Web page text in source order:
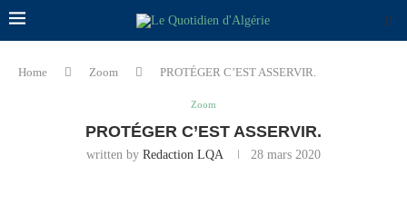
Home Zoom PROTÉGER C’EST ASSERVIR.
Zoom
PROTÉGER C’EST ASSERVIR.
written by Redaction LQA 28 mars 2020